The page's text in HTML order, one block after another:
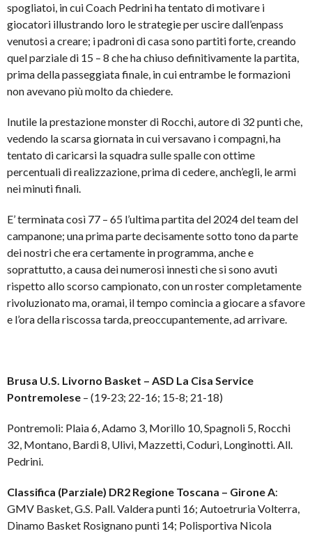
spogliatoi, in cui Coach Pedrini ha tentato di motivare i
giocatori illustrando loro le strategie per uscire dall’enpass
venutosi a creare; i padroni di casa sono partiti forte, creando
quel parziale di 15 – 8 che ha chiuso definitivamente la partita,
prima della passeggiata finale, in cui entrambe le formazioni
non avevano più molto da chiedere.
Inutile la prestazione monster di Rocchi, autore di 32 punti che,
vedendo la scarsa giornata in cui versavano i compagni, ha
tentato di caricarsi la squadra sulle spalle con ottime
percentuali di realizzazione, prima di cedere, anch’egli, le armi
nei minuti finali.
E’ terminata così 77 – 65 l’ultima partita del 2024 del team del
campanone; una prima parte decisamente sotto tono da parte
dei nostri che era certamente in programma, anche e
soprattutto, a causa dei numerosi innesti che si sono avuti
rispetto allo scorso campionato, con un roster completamente
rivoluzionato ma, oramai, il tempo comincia a giocare a sfavore
e l’ora della riscossa tarda, preoccupantemente, ad arrivare.
Brusa U.S. Livorno Basket – ASD La Cisa Service
Pontremolese – (19-23; 22-16; 15-8; 21-18)
Pontremoli: Plaia 6, Adamo 3, Morillo 10, Spagnoli 5, Rocchi
32, Montano, Bardi 8, Ulivi, Mazzetti, Coduri, Longinotti. All.
Pedrini.
Classifica (Parziale) DR2 Regione Toscana – Girone A:
GMV Basket, G.S. Pall. Valdera punti 16; Autoetruria Volterra,
Dinamo Basket Rosignano punti 14; Polisportiva Nicola